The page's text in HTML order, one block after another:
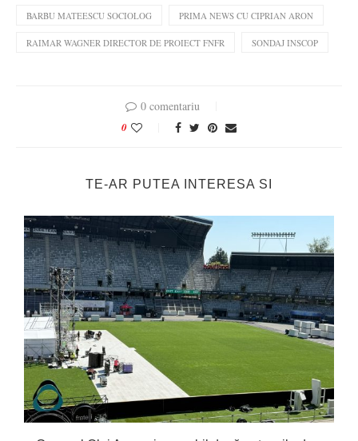
BARBU MATEESCU SOCIOLOG PRIMA NEWS CU CIPRIAN ARON
RAIMAR WAGNER DIRECTOR DE PROIECT FNFR SONDAJ INSCOP
0 comentariu
0
TE-AR PUTEA INTERESA SI